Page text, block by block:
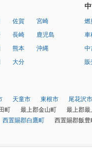
佐賀
長崎
熊本
大分
宮崎
鹿児島
沖縄
燃
車
中
販
天童市 東根市 尾花沢市
町 最上郡金山町 最上郡最
西置賜郡白鷹町 西置賜郡飯豊